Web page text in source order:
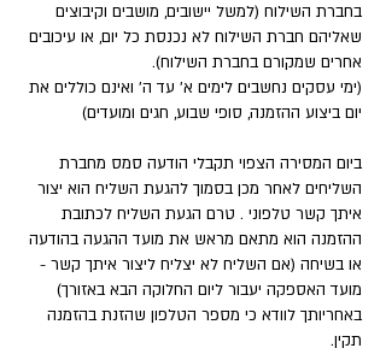
בחברת השילוח (למשל יישובים, מושבים וקיבוצים
שאליהם חברת השילוח לא נכנסת כל יום, או עיכובים
אחרים שמקורם בחברת השילוח).
(ימי עסקים נחשבים לימים א' עד ה' ואינם כוללים את
יום ביצוע ההזמנה, סופי שבוע, חגים ומועדים)
ביום המסירה הצפוי תקבלי הודעה סמס מחברת
השליחים לאחר מכן בסמוך להגעת השליח הוא יצור
איתך קשר טלפוני . טרם הגעת השליח לכתובת
ההזמנה הוא מתאם מראש את מועד ההגעה בהודעה
או בשיחה (אם השליח לא יצליח ליצור איתך קשר -
מועד האספקה יעבור ליום החלוקה הבא באזורך)
באחריותך לוודא כי מספר הטלפון שהזנת בהזמנה
תקין.